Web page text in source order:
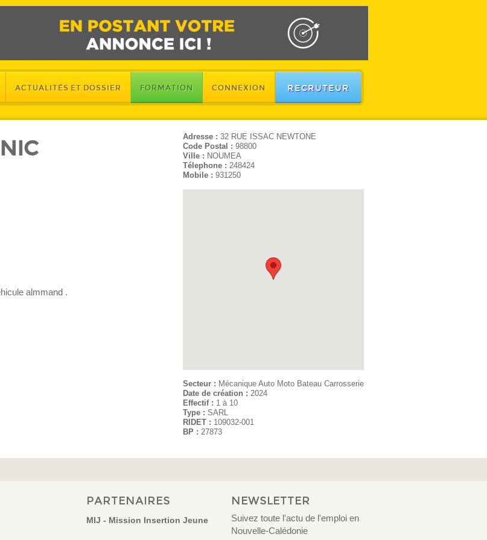
ACTUALITÉS ET DOSSIER FORMATION CONNEXION RECRUTEUR
almmand .
Adresse : 32 RUE ISSAC NEWTONE
Code Postal : 98800
Ville : NOUMEA
Télephone : 248424
Mobile : 931250
Secteur : Mécanique Auto Moto Bateau Carrosserie
Date de création : 2024
Effectif : 1 à 10
Type : SARL
RIDET : 109032-001
BP : 27873
PARTENAIRES
MIJ - Mission Insertion Jeune
NEWSLETTER
Suivez toute l'actu de l'emploi en
Nouvelle-Calédonie